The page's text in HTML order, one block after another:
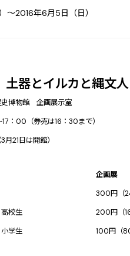
～2016年6月5日（日）
土器とイルカと縄文人
史博物館 企画展示室
：00（券売は16：30まで）
月21日は開館）
企画展
300円（
校生
200円（
学生
100円（